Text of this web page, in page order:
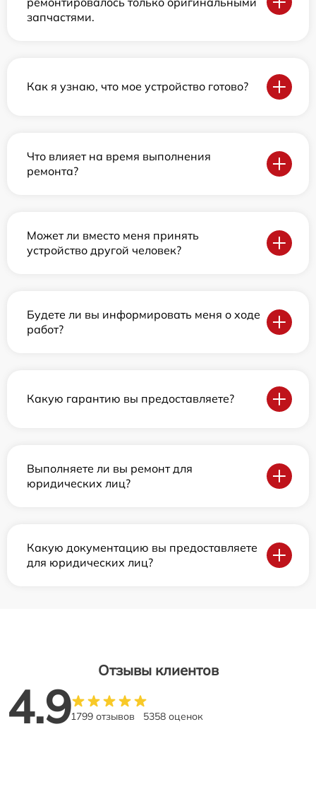
запчастями.
Как я узнаю, что мое устройство готово?
Что влияет на время выполнения
ремонта?
Может ли вместо меня принять
устройство другой человек?
Будете ли вы информировать меня о ходе
работ?
Какую гарантию вы предоставляете?
Выполняете ли вы ремонт для
юридических лиц?
Какую документацию вы предоставляете
для юридических лиц?
Отзывы клиентов
4.91799 отзывов 5358 оценок